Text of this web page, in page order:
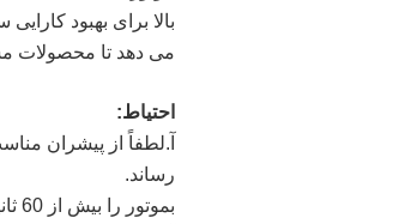
بالا برای بهبود
می دهد تا محصولات
احتیاط:
آ.لطفاً از پیشران
رساند.